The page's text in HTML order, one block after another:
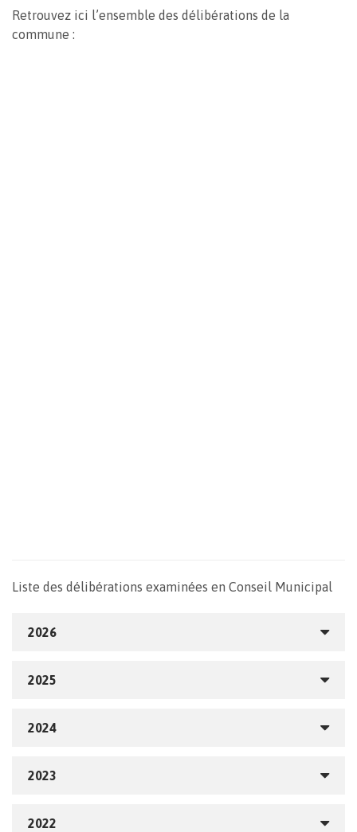
Retrouvez ici l’ensemble des délibérations de la
commune :
Liste des délibérations examinées en Conseil Municipal
2026
2025
2024
2023
2022